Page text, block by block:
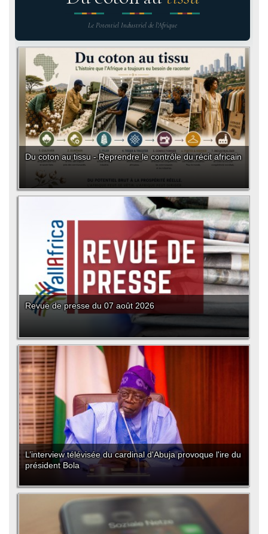
Le Potentiel Industriel de l'Afrique
Du coton au tissu - Reprendre le contrôle du récit africain
Revue de presse du 07 août 2026
L’interview télévisée du cardinal d'Abuja provoque l'ire du
président Bola